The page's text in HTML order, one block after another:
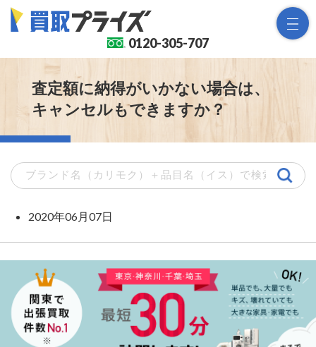
0120-305-707
査定額に納得がいかない場合は、
キャンセルもできますか？
2020年06月07日